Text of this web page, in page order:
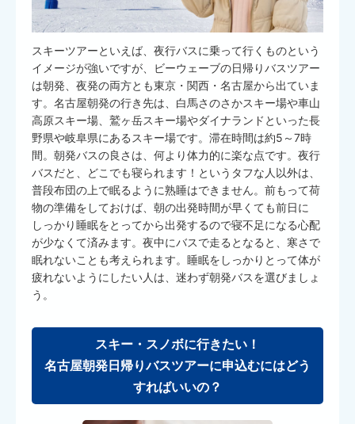
スキーツアーといえば、夜行バスに乗って行くものという
イメージが強いですが、ビーウェーブの日帰りバスツアー
は朝発、夜発の両方とも東京・関西・名古屋から出ていま
す。名古屋朝発の行き先は、白馬さのさかスキー場や車山
高原スキー場、鷲ヶ岳スキー場やダイナランドといった長
野県や岐阜県にあるスキー場です。滞在時間は約5～7時
間。朝発バスの良さは、何より体力的に楽な点です。夜行
バスだと、どこでも寝られます！というタフな人以外は、
普段布団の上で眠るように熟睡はできません。前もって荷
物の準備をしておけば、朝の出発時間が早くても前日に
しっかり睡眠をとってから出発するので寝不足になる心配
が少なくて済みます。夜中にバスで走るとなると、寒さで
眠れないことも考えられます。睡眠をしっかりとって体が
疲れないようにしたい人は、迷わず朝発バスを選びましょ
う。
スキー・スノボに行きたい！
名古屋朝発日帰りバスツアーに申込むにはどう
すればいいの？